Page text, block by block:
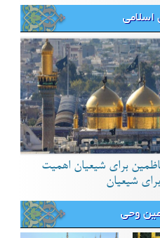
اسلامی
برای شیعیان اهمیت
شیعیان
وحی